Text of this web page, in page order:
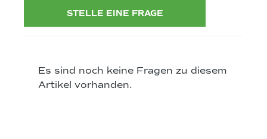
STELLE EINE FRAGE
Es sind noch keine Fragen zu diesem
Artikel vorhanden.